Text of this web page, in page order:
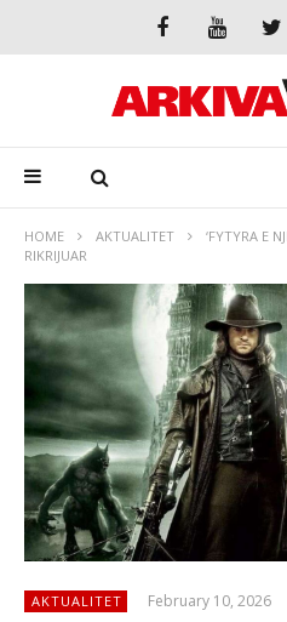
HOME AKTUALITET
‘FYTYRA E
RIKRIJUAR
AKTUALITET February 10, 2026